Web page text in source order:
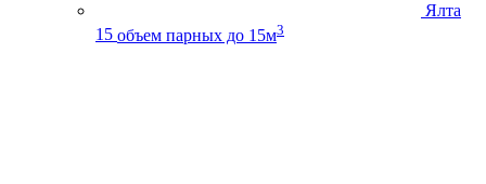
Ялта
15 объем парных до 15м3